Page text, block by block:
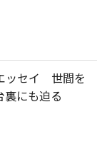
ッセイ 世間を
裏にも迫る